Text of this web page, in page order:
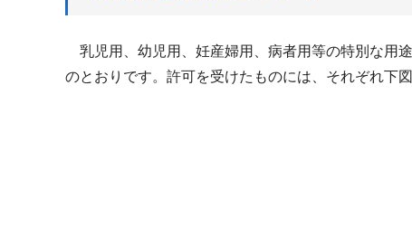
乳児用、幼児用、妊産婦用、病者用等の特別な用
のとおりです。許可を受けたものには、それぞれ下